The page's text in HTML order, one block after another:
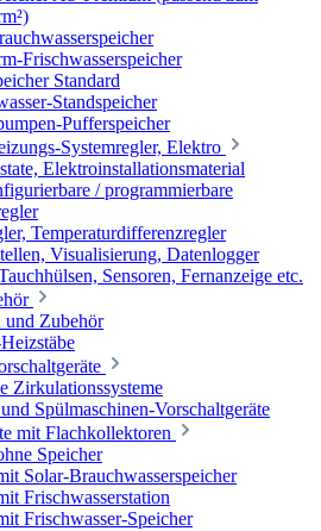
Frischwasserspeicher
Standard
Standspeicher
Pufferspeicher
Systemregler, Elektro
Elektroinstallationsmaterial
/ programmierbare
Temperaturdifferenzregler
Visualisierung, Datenlogger
Sensoren, Fernanzeige etc.
und Zubehör
Zirkulationssysteme
Spülmaschinen-Vorschaltgeräte
mit Flachkollektoren
Speicher
Solar-Brauchwasserspeicher
Frischwasserstation
Frischwasser-Speicher